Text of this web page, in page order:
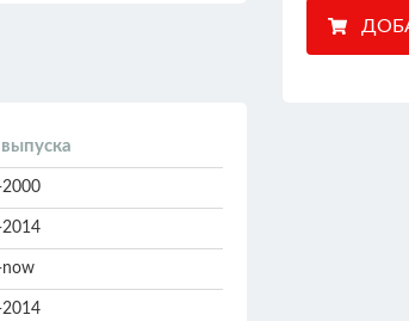
выпуска